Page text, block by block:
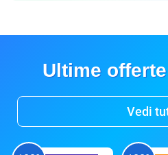
Ultime
Vedi